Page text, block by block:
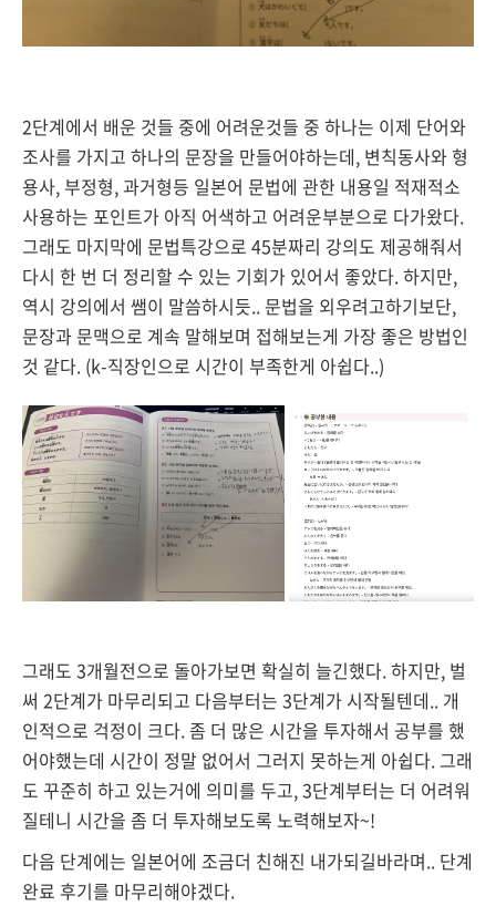
2단계에서 배운 것들 중에 어려운것들 중 하나는 이제 단어와
조사를 가지고 하나의 문장을 만들어야하는데, 변칙동사와 형
용사, 부정형, 과거형등 일본어 문법에 관한 내용일 적재적소
사용하는 포인트가 아직 어색하고 어려운부분으로 다가왔다.
그래도 마지막에 문법특강으로 45분짜리 강의도 제공해줘서
다시 한 번 더 정리할 수 있는 기회가 있어서 좋았다. 하지만,
역시 강의에서 쌤이 말씀하시듯.. 문법을 외우려고하기보단,
문장과 문맥으로 계속 말해보며 접해보는게 가장 좋은 방법인
것 같다. (k-직장인으로 시간이 부족한게 아쉽다..)
그래도 3개월전으로 돌아가보면 확실히 늘긴했다. 하지만, 벌
써 2단계가 마무리되고 다음부터는 3단계가 시작될텐데.. 개
인적으로 걱정이 크다. 좀 더 많은 시간을 투자해서 공부를 했
어야했는데 시간이 정말 없어서 그러지 못하는게 아쉽다. 그래
도 꾸준히 하고 있는거에 의미를 두고, 3단계부터는 더 어려워
질테니 시간을 좀 더 투자해보도록 노력해보자~!
다음 단계에는 일본어에 조금더 친해진 내가되길바라며.. 단계
완료 후기를 마무리해야겠다.